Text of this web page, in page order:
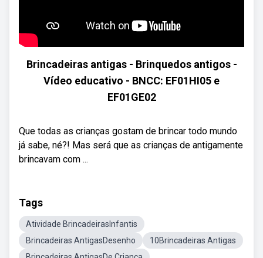
Brincadeiras antigas - Brinquedos antigos -
Vídeo educativo - BNCC: EF01HI05 e
EF01GE02
Que todas as crianças gostam de brincar todo mundo
já sabe, né?! Mas será que as crianças de antigamente
brincavam com ...
Tags
Atividade BrincadeirasInfantis
Brincadeiras AntigasDesenho
10Brincadeiras Antigas